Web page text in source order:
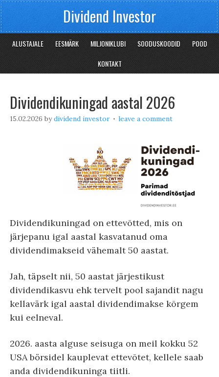
Dividend Investor
ALUSTAJALE EESMÄRK MILJONIKLUBI SOODUSKOODID
POOD
KONTAKT
Dividendikuningad aastal 2026
15.02.2026 bydividend investor leave a comment
Dividendikuningad on ettevõtted, mis on
järjepanu igal aastal kasvatanud oma
dividendimakseid vähemalt 50 aastat.
Jah, täpselt nii, 50 aastat järjestikust
dividendikasvu ehk tervelt pool sajandit nagu
kellavärk igal aastal dividendimakse kõrgem
kui eelneval.
2026. aasta alguse seisuga on meil kokku 52
USA börsidel kauplevat ettevõtet, kellele saab
anda dividendikuninga tiitli.